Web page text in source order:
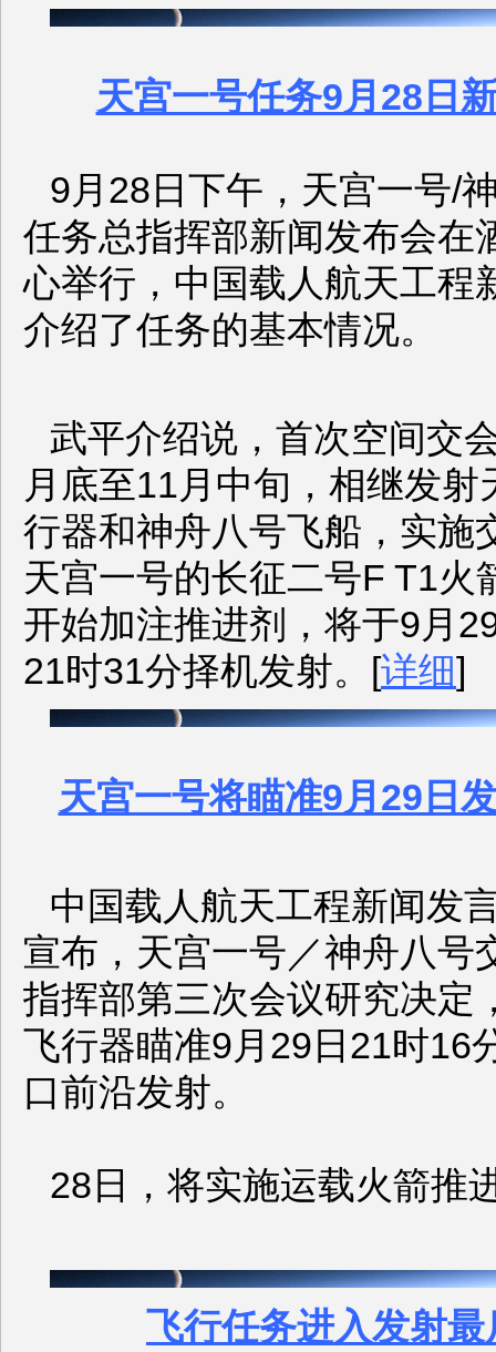
天宫一号任务9月28日
9月28日下午，天宫一号/
任务总指挥部新闻发布会在
心举行，中国载人航天工程
介绍了任务的基本情况。
武平介绍说，首次空间交
月底至11月中旬，相继发射
行器和神舟八号飞船，实施
天宫一号的长征二号F T1火
开始加注推进剂，将于9月
21时31分择机发射。[详细]
天宫一号将瞄准9月29日
中国载人航天工程新闻发
宣布，天宫一号／神舟八号
指挥部第三次会议研究决定
飞行器瞄准9月29日21时16
口前沿发射。
28日，将实施运载火箭推
飞行任务进入发射